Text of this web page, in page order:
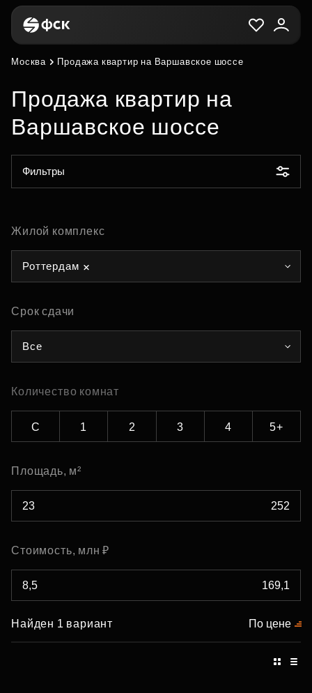
Москва Продажа квартир на Варшавское шоссе
Продажа квартир на
Варшавское шоссе
Фильтры
Жилой комплекс
Роттердам
Срок сдачи
Все
Количество комнат
С 1 2 3 4 5+
Площадь, м²
Стоимость, млн ₽
Найден 1 вариант По цене